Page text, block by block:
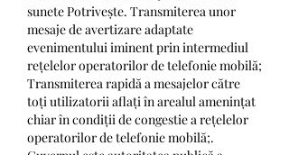
sunete Potrivește. Transmiterea unor
mesaje de avertizare adaptate
evenimentului iminent prin intermediul
rețelelor operatorilor de telefonie mobilă;
Transmiterea rapidă a mesajelor către
toți utilizatorii aflați în arealul amenințat
chiar în condiții de congestie a rețelelor
operatorilor de telefonie mobilă;.